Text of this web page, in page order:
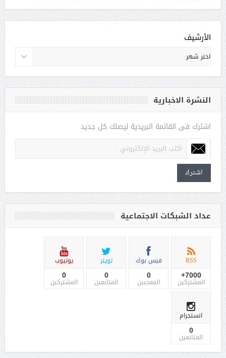
الأرشيف
النشرة الاخبارية
اشترك فى القائمة البريدية ليصلك كل جديد
اشترك
عداد الشبكات الاجتماعية
RSS
7000+
المشتركين
فيس بوك
0
المعجبين
تويتر
0
المتابعين
يوتيوب
0
المشتركين
انستجرام
0
المتابعين